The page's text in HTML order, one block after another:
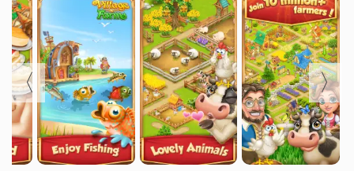
〈
〉